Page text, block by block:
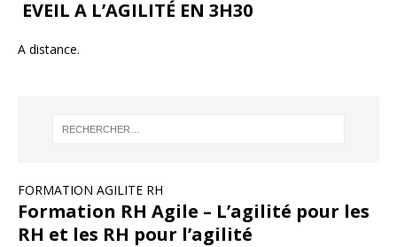
EVEIL A L’AGILITÉ EN 3H30
A distance.
FORMATION AGILITE RH
Formation RH Agile – L’agilité pour les
RH et les RH pour l’agilité